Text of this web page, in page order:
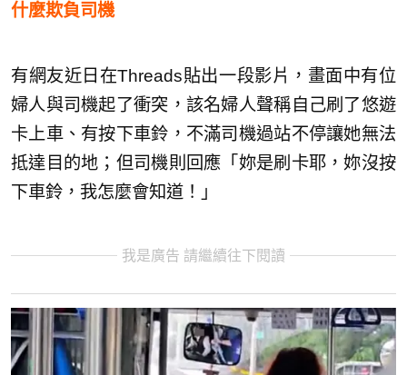
什麼欺負司機
有網友近日在Threads貼出一段影片，畫面中有位
婦人與司機起了衝突，該名婦人聲稱自己刷了悠遊
卡上車、有按下車鈴，不滿司機過站不停讓她無法
抵達目的地；但司機則回應「妳是刷卡耶，妳沒按
下車鈴，我怎麼會知道！」
我是廣告 請繼續往下閱讀